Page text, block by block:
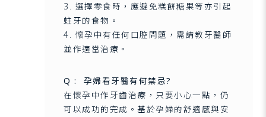
3. 選擇零食時，應避免糕餅糖果等亦引起
蛀牙的食物。
4. 懷孕中有任何口腔問題，需請教牙醫師
並作適當治療。
Q : 孕婦看牙醫有何禁忌?
在懷孕中作牙齒治療，只要小心一點，仍
可以成功的完成。基於孕婦的舒適感與安